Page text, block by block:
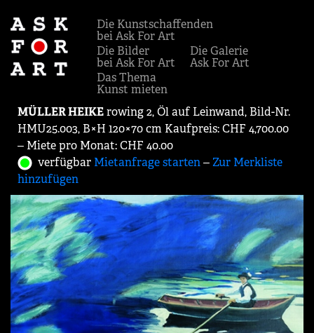
Die Kunstschaffenden
bei Ask For Art
Die Bilder
bei Ask For Art
Die Galerie
Ask For Art
Das Thema
Kunst mieten
MÜLLER HEIKErowing 2, Öl auf Leinwand, Bild-Nr.
HMU25.003, B×H 120×70 cm Kaufpreis: CHF 4,700.00
‒ Miete pro Monat: CHF 40.00
verfügbar Mietanfrage starten‒Zur Merkliste
hinzufügen